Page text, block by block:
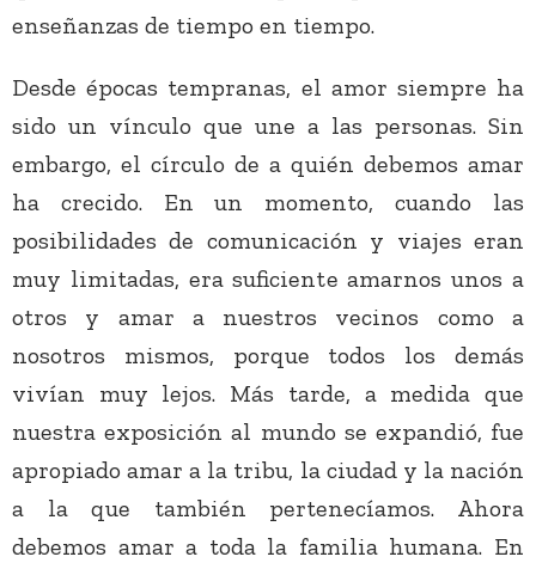
enseñanzas de tiempo en tiempo.
Desde épocas tempranas, el amor siempre ha
sido un vínculo que une a las personas. Sin
embargo, el círculo de a quién debemos amar
ha crecido. En un momento, cuando las
posibilidades de comunicación y viajes eran
muy limitadas, era suficiente amarnos unos a
otros y amar a nuestros vecinos como a
nosotros mismos, porque todos los demás
vivían muy lejos. Más tarde, a medida que
nuestra exposición al mundo se expandió, fue
apropiado amar a la tribu, la ciudad y la nación
a la que también pertenecíamos. Ahora
debemos amar a toda la familia humana. En